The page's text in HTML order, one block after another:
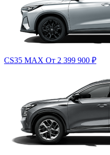
CS35 MAX От 2 399 900 ₽